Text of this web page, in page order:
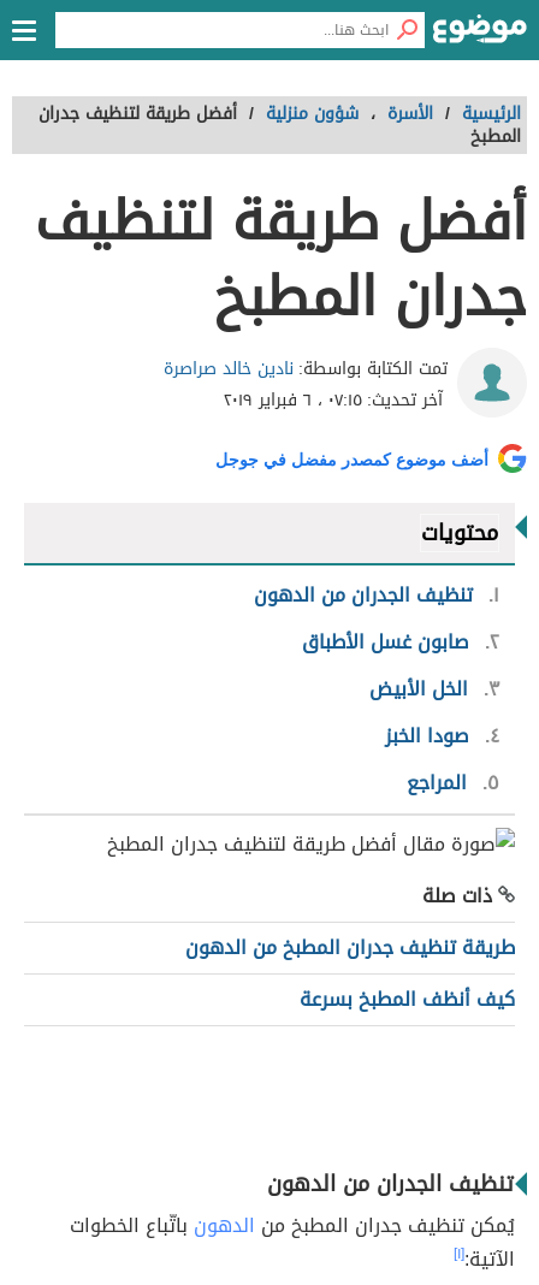
الرئيسية / الأسرة ، شؤون منزلية / أفضل طريقة لتنظيف جدران
المطبخ
أفضل طريقة لتنظيف
جدران المطبخ
تمت الكتابة بواسطة: نادين خالد صراصرة
آخر تحديث:٠٧:١٥ ، ٦ فبراير ٢٠١٩
أضف موضوع كمصدر مفضل في جوجل
محتويات
١ تنظيف الجدران من الدهون
٢ صابون غسل الأطباق
٣
الخل الأبيض
٤
صودا الخبز
٥
المراجع
ذات صلة
طريقة تنظيف جدران المطبخ من الدهون
كيف أنظف المطبخ بسرعة
تنظيف الجدران من الدهون
يُمكن تنظيف جدران المطبخ من الدهون باتّباع الخطوات
الآتية:[١]